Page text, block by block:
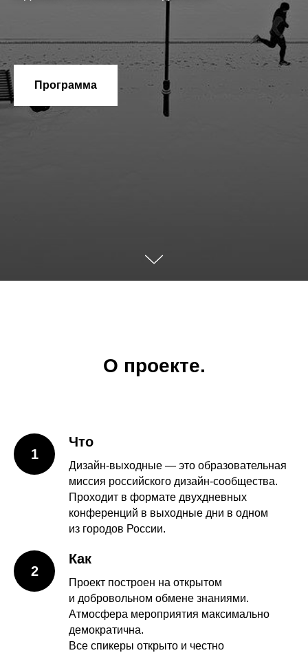
Программа
О проекте.
1
Что
Дизайн-выходные — это образовательная
миссия российского дизайн-сообщества.
Проходит в формате двухдневных
конференций в выходные дни в одном
из городов России.
2
Как
Проект построен на открытом
и добровольном обмене знаниями.
Атмосфера мероприятия максимально
демократична.
Все спикеры открыто и честно